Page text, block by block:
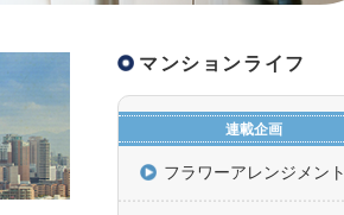
マンションライフ
連載企画
フラワーアレンジメント